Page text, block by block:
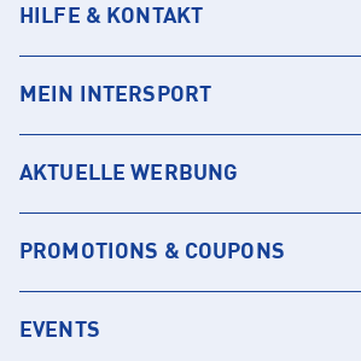
HILFE & KONTAKT
MEIN INTERSPORT
AKTUELLE WERBUNG
PROMOTIONS & COUPONS
EVENTS